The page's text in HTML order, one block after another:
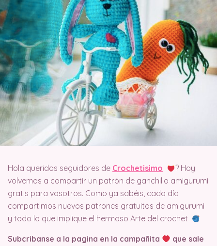
Hola queridos seguidores de Crochetisimo
? Hoy
volvemos a compartir un patrón de ganchillo amigurumi
gratis para vosotros. Como ya sabéis, cada día
compartimos nuevos patrones gratuitos de amigurumi
y todo lo que implique el hermoso Arte del crochet
Subcribanse a la pagina en la campañita
que sale